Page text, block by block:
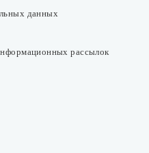
данных
рассылок